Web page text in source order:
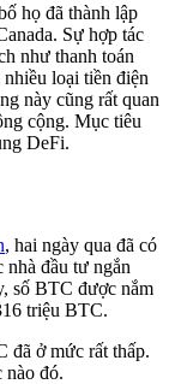
họ đã thành lập
Sự hợp tác
như thanh toán
loại tiền điện
này cũng rất quan
cộng. Mục tiêu
DeFi.
, hai ngày qua đã có
đầu tư ngắn
số BTC được nắm
triệu BTC.
đã ở mức rất thấp.
nào đó.